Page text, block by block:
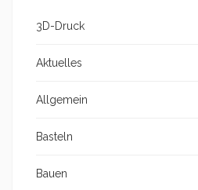
3D-Druck
Aktuelles
Allgemein
Basteln
Bauen